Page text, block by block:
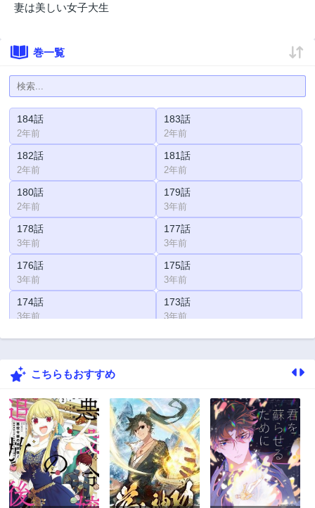
妻は美しい女子大生
巻一覧
184話
2年前
183話
2年前
182話
2年前
181話
2年前
180話
2年前
179話
3年前
178話
3年前
177話
3年前
176話
3年前
175話
3年前
174話
3年前
173話
3年前
172話 171話
170話
168話
3年前
167話
3年前
166話
3年前
165話
3年前
164話
3年前
163話
3年前
こちらもおすすめ